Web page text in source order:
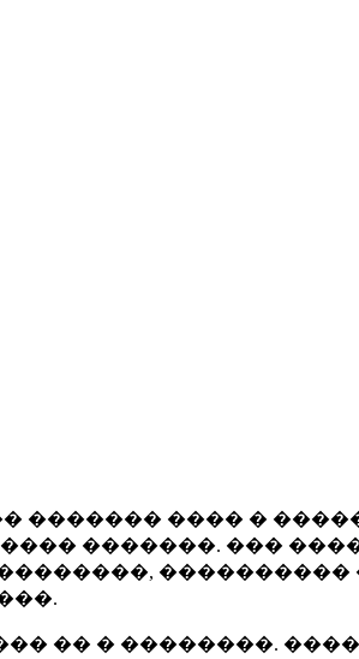
������� ���� �
�������. ���
����������
�� � ��������.